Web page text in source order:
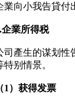
業向小我告貸付
企業所得税
司產生的谋划性
特别情景。
（1）获得发票